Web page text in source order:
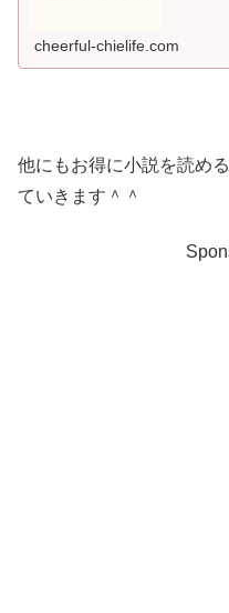
cheerful-chielife.com
他にもお得に小説を読め
ていきます＾＾